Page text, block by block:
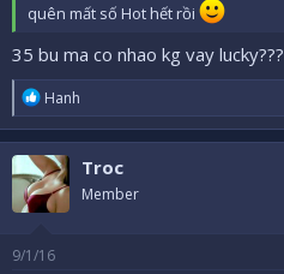
quên mất số Hot hết rồi
35 bu ma co nhao kg vay lucky???
R
e
a
c
t
i
o
s
Hanh
Troc
Member
9/1/16